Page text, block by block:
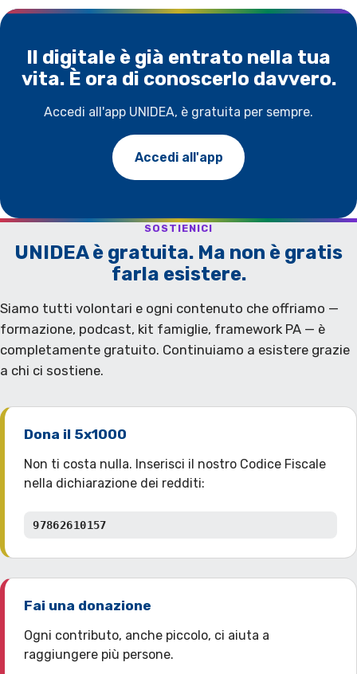
Il digitale è già entrato nella tua
vita. È ora di conoscerlo davvero.
Accedi all'app UNIDEA, è gratuita per sempre.
Accedi all'app
SOSTIENICI
UNIDEA è gratuita. Ma non è gratis
farla esistere.
Siamo tutti volontari e ogni contenuto che offriamo —
formazione, podcast, kit famiglie, framework PA — è
completamente gratuito. Continuiamo a esistere grazie
a chi ci sostiene.
Dona il 5x1000
Non ti costa nulla. Inserisci il nostro Codice Fiscale
nella dichiarazione dei redditi:
97862610157
Fai una donazione
Ogni contributo, anche piccolo, ci aiuta a
raggiungere più persone.